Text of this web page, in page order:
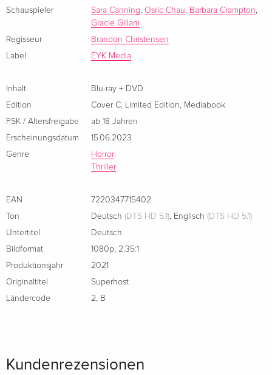
Erst langsam erkennen sie, dass mit Rebecca etwas nicht
stimmt und als sie Näheres herausfinden wollen, erschliesst
sich die grausige Wahrheit. Sie will keine
Spitzenbewertungen – sie will etwas viel Schlimmeres.
Extras:
- Booklet
- Behind the Scenes
- Shooting in a Pandemic
- Scaredycats (2 Episoden)
- Gag Reel
- Trailer
- Bildergalerie
- Audiokommentare des Regisseurs
Schauspieler Sara Canning Osric Chau Barbara Crampton
Gracie Gillam
Regisseur
Brandon Christensen
Label
EYK Media
Inhalt
Blu-ray + DVD
Edition
Cover C Limited Edition
Mediabook
FSK / Altersfreigabe
ab 18 Jahren
Erscheinungsdatum
15.06.2023
Genre
Horror
Thriller
EAN
7220347715402
Ton
Deutsch (DTS HD 5.1) Englisch (DTS HD 5.1)
Untertitel
Deutsch
Bildformat
1080p 2.35:1
Produktionsjahr
2021
Originaltitel
Superhost
Ländercode
2 B
Kundenrezensionen